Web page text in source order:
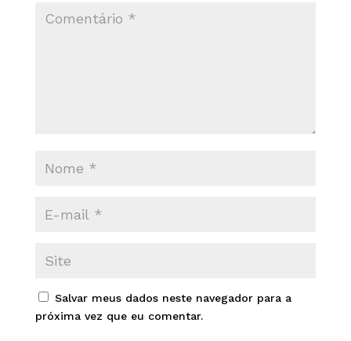
Salvar meus dados neste navegador para a
próxima vez que eu comentar.